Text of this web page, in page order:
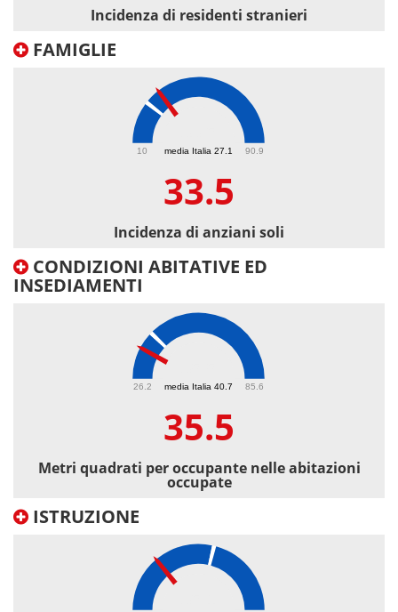
Incidenza di residenti stranieri
FAMIGLIE
media Italia 27.1
10 90.9
33.5
Incidenza di anziani soli
CONDIZIONI ABITATIVE ED
INSEDIAMENTI
media Italia 40.7
26.2 85.6
35.5
Metri quadrati per occupante nelle abitazioni
occupate
ISTRUZIONE